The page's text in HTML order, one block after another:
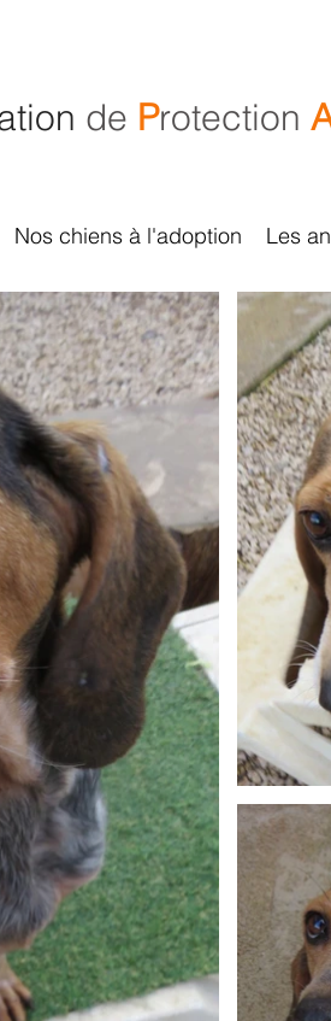
de Protection
Nos chiens à l'adoption Les